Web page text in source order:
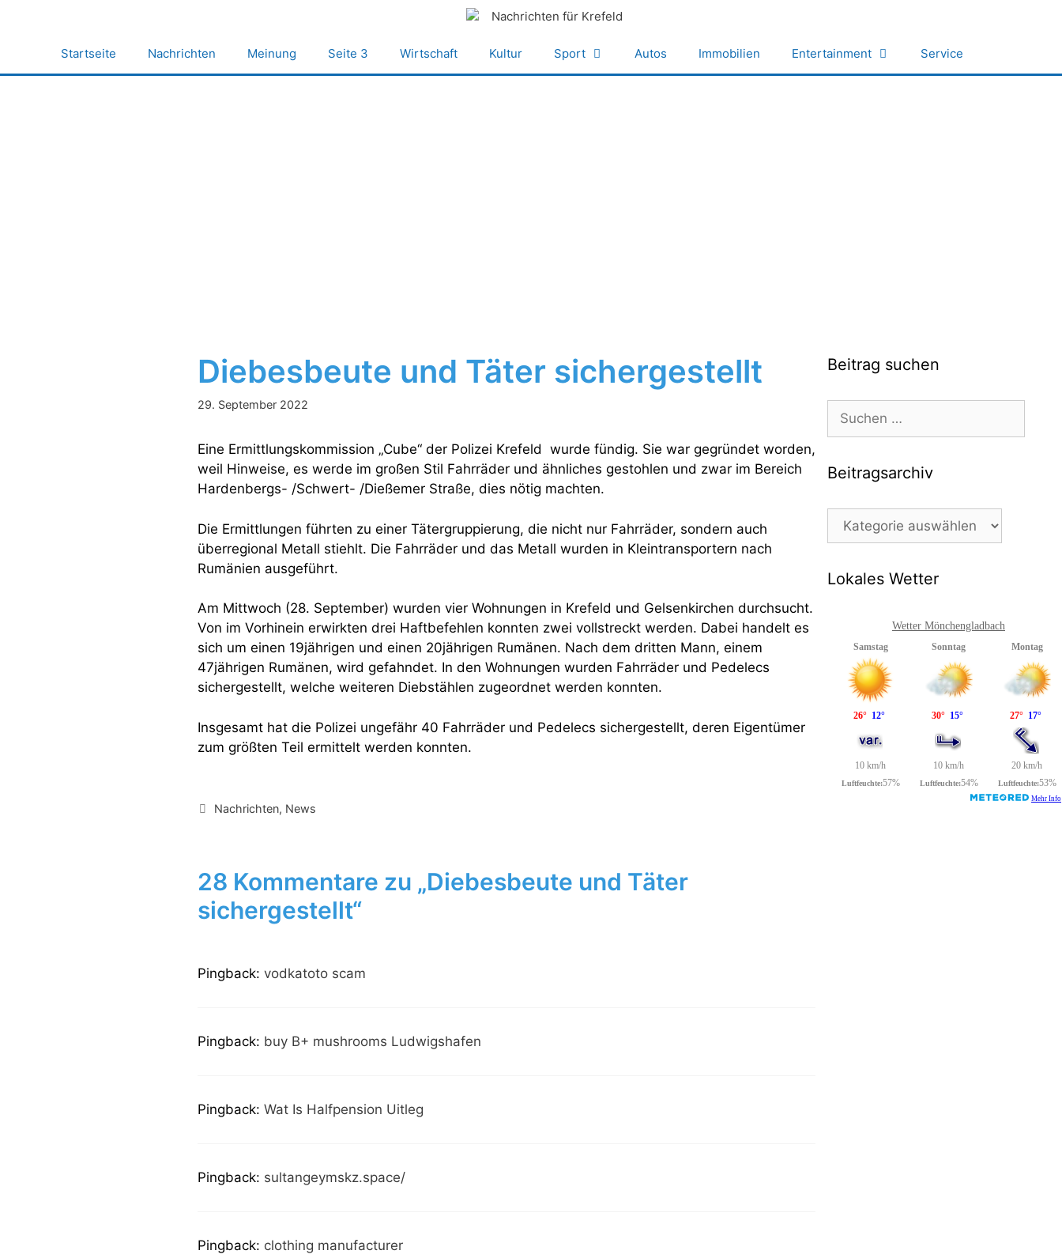
Startseite Nachrichten Meinung Seite 3 Wirtschaft Kultur Sport Autos Immobilien Entertainment Service
Diebesbeute und Täter sichergestellt
29. September 2022
Eine Ermittlungskommission „Cube“ der Polizei Krefeld wurde fündig. Sie war gegründet worden,
weil Hinweise, es werde im großen Stil Fahrräder und ähnliches gestohlen und zwar im Bereich
Hardenbergs- /Schwert- /Dießemer Straße, dies nötig machten.
Die Ermittlungen führten zu einer Tätergruppierung, die nicht nur Fahrräder, sondern auch
überregional Metall stiehlt. Die Fahrräder und das Metall wurden in Kleintransportern nach
Rumänien ausgeführt.
Am Mittwoch (28. September) wurden vier Wohnungen in Krefeld und Gelsenkirchen durchsucht.
Von im Vorhinein erwirkten drei Haftbefehlen konnten zwei vollstreckt werden. Dabei handelt es
sich um einen 19jährigen und einen 20jährigen Rumänen. Nach dem dritten Mann, einem
47jährigen Rumänen, wird gefahndet. In den Wohnungen wurden Fahrräder und Pedelecs
sichergestellt, welche weiteren Diebstählen zugeordnet werden konnten.
Insgesamt hat die Polizei ungefähr 40 Fahrräder und Pedelecs sichergestellt, deren Eigentümer
zum größten Teil ermittelt werden konnten.
Kategorien
Nachrichten, News
28 Kommentare zu „Diebesbeute und Täter
sichergestellt“
Pingback: vodkatoto scam
Pingback: buy B+ mushrooms Ludwigshafen
Pingback: Wat Is Halfpension Uitleg
Pingback: sultangeymskz.space/
Pingback: clothing manufacturer
Beitrag suchen
Suchen
nach:
Beitragsarchiv
Beitragsarchiv
Lokales Wetter
Wetter Mönchengladbach